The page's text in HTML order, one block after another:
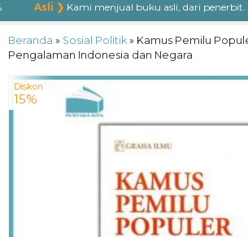
Asli ❯Kami menjual buku asli, dari penerbit.
Beranda » Sosial Politik » Kamus Pemilu
Pengalaman Indonesia dan Negara
Diskon
15%